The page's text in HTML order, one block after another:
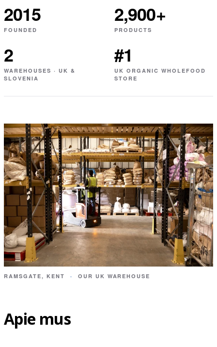
2015
FOUNDED
2,900+
PRODUCTS
2
WAREHOUSES · UK &
SLOVENIA
#1
UK ORGANIC WHOLEFOOD
STORE
RAMSGATE, KENT · OUR UK WAREHOUSE
Apie mus